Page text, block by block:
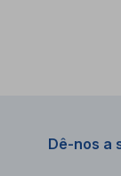
Dê-nos a